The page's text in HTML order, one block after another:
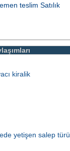
teslim Satılık
kiralik
yetişen salep türü